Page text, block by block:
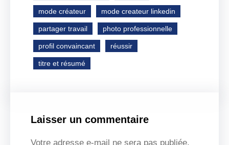
mode créateur mode createur linkedin
partager travail photo professionnelle
profil convaincant réussir
titre et résumé
Laisser un commentaire
Votre adresse e-mail ne sera pas publiée.